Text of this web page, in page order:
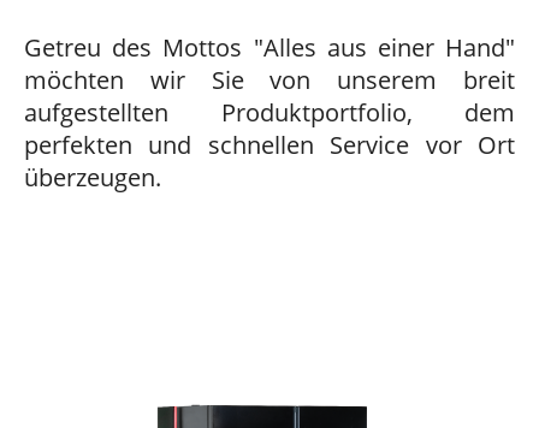
Getreu des Mottos "Alles aus einer Hand"
möchten wir Sie von unserem breit
aufgestellten Produktportfolio, dem
perfekten und schnellen Service vor Ort
überzeugen.